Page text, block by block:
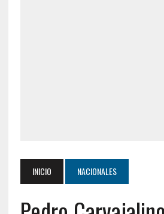
INICIO NACIONALES